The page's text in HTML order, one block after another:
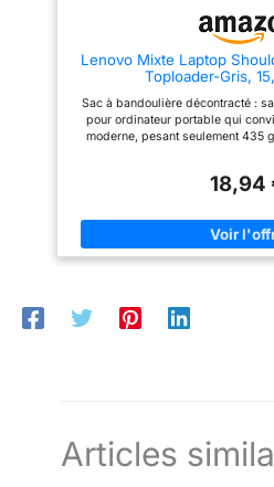
Lenovo Mixte Laptop
Toploader-Gris,
Sac à bandoulière décontracté :
pour ordinateur portable qui
moderne, pesant seulement 435
éléments grâce au tissu
ordinateur portable de 15,6"
rangement principal avec une
puissiez ranger des
18,94
Articles